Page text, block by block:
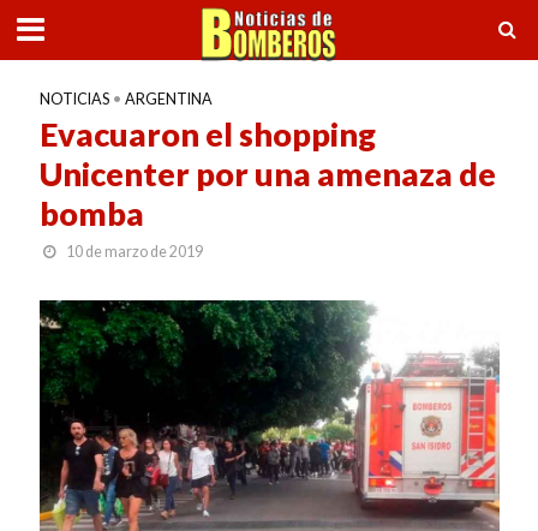
NOTICIAS • ARGENTINA
Evacuaron el shopping
Unicenter por una amenaza de
bomba
10 de marzo de 2019